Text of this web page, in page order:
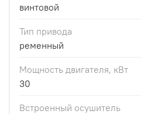
винтовой
Тип привода
ременный
Мощность двигателя, кВт
30
Встроенный осушитель